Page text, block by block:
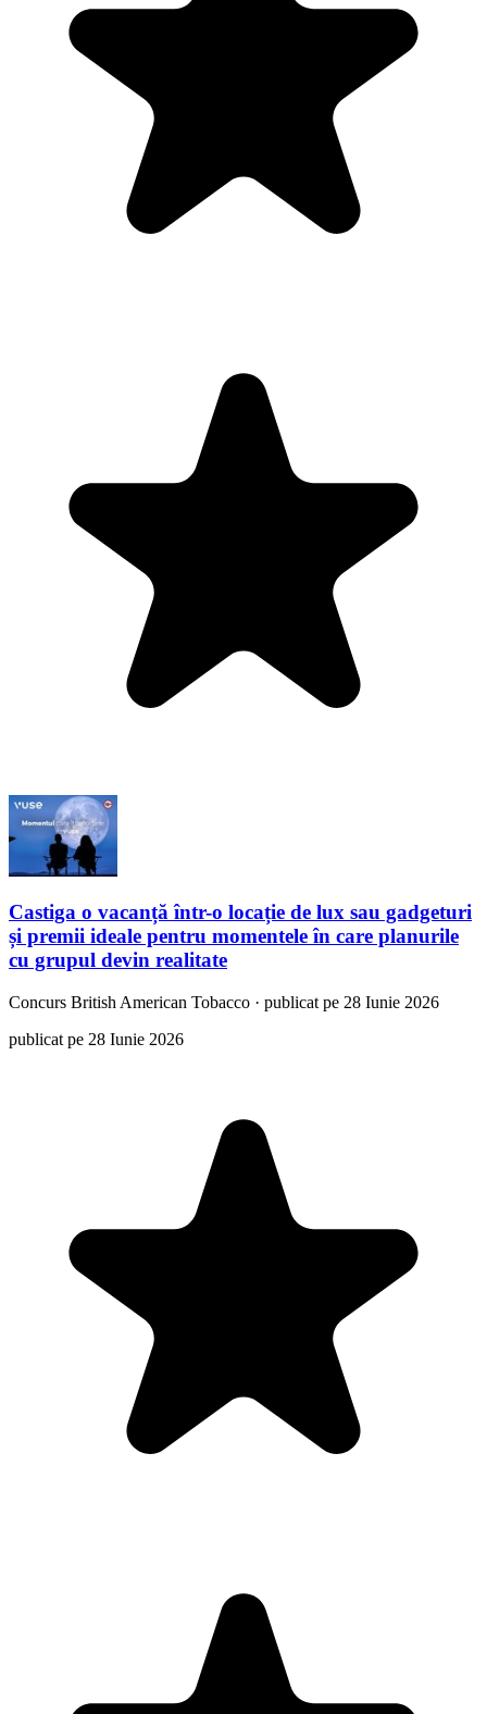
Castiga o vacanță într-o locație de lux sau gadgeturi
și premii ideale pentru momentele în care planurile
cu grupul devin realitate
Concurs British American Tobacco · publicat pe 28 Iunie 2026
publicat pe 28 Iunie 2026